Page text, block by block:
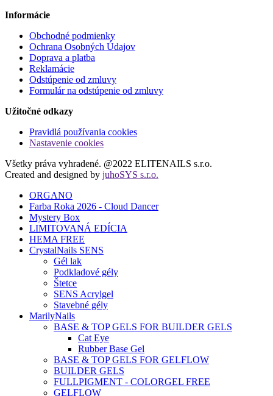
Informácie
Obchodné podmienky
Ochrana Osobných Údajov
Doprava a platba
Reklamácie
Odstúpenie od zmluvy
Formulár na odstúpenie od zmluvy
Užitočné odkazy
Pravidlá používania cookies
Nastavenie cookies
Všetky práva vyhradené. @2022 ELITENAILS s.r.o.
Created and designed by juhoSYS s.r.o.
ORGANO
Farba Roka 2026 - Cloud Dancer
Mystery Box
LIMITOVANÁ EDÍCIA
HEMA FREE
CrystalNails SENS
Gél lak
Podkladové gély
Štetce
SENS Acrylgel
Stavebné gély
MarilyNails
BASE & TOP GELS FOR BUILDER GELS
Cat Eye
Rubber Base Gel
BASE & TOP GELS FOR GELFLOW
BUILDER GELS
FULLPIGMENT - COLORGEL FREE
GELFLOW